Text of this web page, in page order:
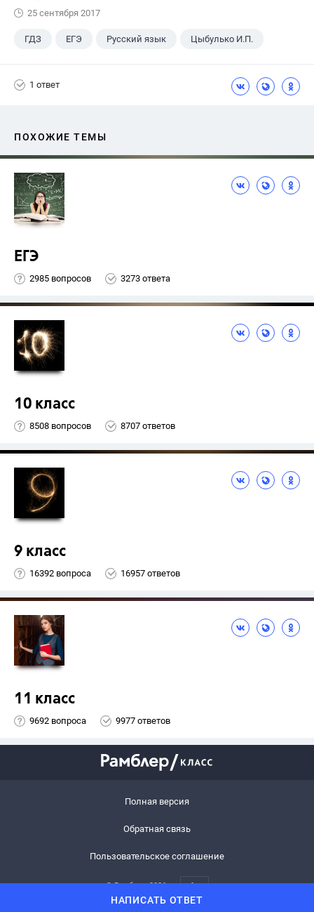
НАПИСАТЬ ОТВЕТ
25 сентября 2017
ГДЗ ЕГЭ Русский язык Цыбулько И.П.
1 ответ
ПОХОЖИЕ ТЕМЫ
ЕГЭ
2985 вопросов 3273 ответа
10 класс
8508 вопросов 8707 ответов
9 класс
16392 вопроса 16957 ответов
11 класс
9692 вопроса 9977 ответов
Полная версия
Обратная связь
Пользовательское соглашение
© Рамблер,2026 6+